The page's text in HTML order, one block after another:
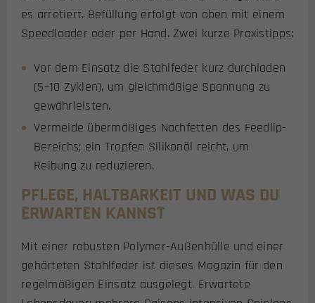
es arretiert. Befüllung erfolgt von oben mit einem
Speedloader oder per Hand. Zwei kurze Praxistipps:
Vor dem Einsatz die Stahlfeder kurz durchladen
(5–10 Zyklen), um gleichmäßige Spannung zu
gewährleisten.
Vermeide übermäßiges Nachfetten des Feedlip-
Bereichs; ein Tropfen Silikonöl reicht, um
Reibung zu reduzieren.
PFLEGE, HALTBARKEIT UND WAS DU
ERWARTEN KANNST
Mit einer robusten Polymer-Außenhülle und einer
gehärteten Stahlfeder ist dieses Magazin für den
regelmäßigen Einsatz ausgelegt. Erwartete